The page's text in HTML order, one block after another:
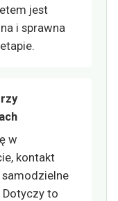
jest
i sprawna
w
kontakt
to